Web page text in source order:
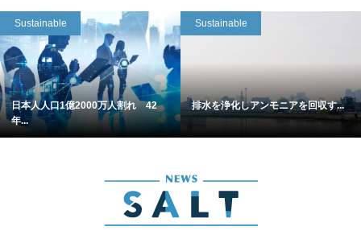
Sustainable
日本人人口1億2000万人割れ 42
年...
Sustainable
排水を浄化しアンモニアを回収す...